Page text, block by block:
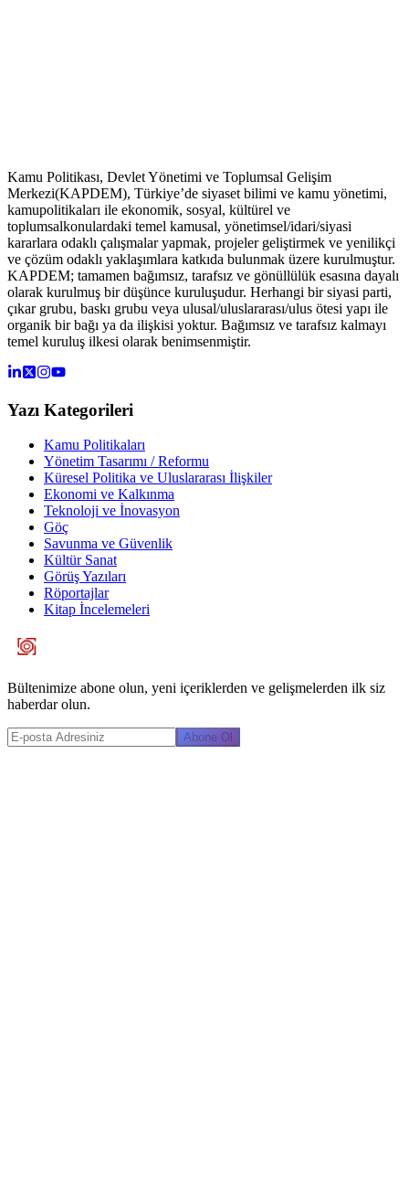
Kamu Politikası, Devlet Yönetimi ve Toplumsal Gelişim
Merkezi(KAPDEM), Türkiye’de siyaset bilimi ve kamu yönetimi,
kamupolitikaları ile ekonomik, sosyal, kültürel ve
toplumsalkonulardaki temel kamusal, yönetimsel/idari/siyasi
kararlara odaklı çalışmalar yapmak, projeler geliştirmek ve yenilikçi
ve çözüm odaklı yaklaşımlara katkıda bulunmak üzere kurulmuştur.
KAPDEM; tamamen bağımsız, tarafsız ve gönüllülük esasına dayalı
olarak kurulmuş bir düşünce kuruluşudur. Herhangi bir siyasi parti,
çıkar grubu, baskı grubu veya ulusal/uluslararası/ulus ötesi yapı ile
organik bir bağı ya da ilişkisi yoktur. Bağımsız ve tarafsız kalmayı
temel kuruluş ilkesi olarak benimsenmiştir.
Yazı Kategorileri
Kamu Politikaları
Yönetim Tasarımı / Reformu
Küresel Politika ve Uluslararası İlişkiler
Ekonomi ve Kalkınma
Teknoloji ve İnovasyon
Göç
Savunma ve Güvenlik
Kültür Sanat
Görüş Yazıları
Röportajlar
Kitap İncelemeleri
Bültenimize abone olun, yeni içeriklerden ve gelişmelerden ilk siz
haberdar olun.
Abone Ol